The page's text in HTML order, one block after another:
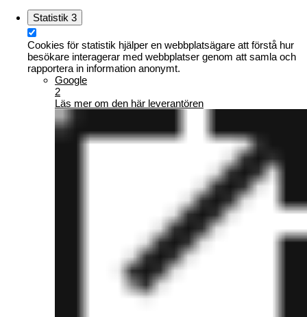
Statistik 3
Cookies för statistik hjälper en webbplatsägare att förstå hur
besökare interagerar med webbplatser genom att samla och
rapportera in information anonymt.
Google
2
Läs mer om den här leverantören